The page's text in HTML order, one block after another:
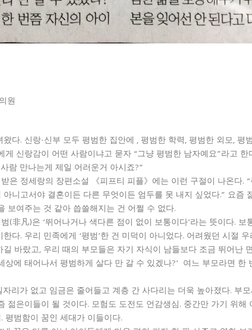
원
다. 신랑·신부 모두 평범한 집안에 , 평범한 학력, 평범한 외모, 평
게 신랑감이 어떤 사람이냐고 묻자 “그냥 평범한 남자예요”라고
람 만나는게 제일 어러운거 아시죠?”
은 정세랑의 장편소설 《피프티 피플》에는 이런 구절이 나온다.
니고서야 결혼이든 다른 무엇이든 엄두를 못 내지 싶었다.” 요즘
보여주는 것 같아 씁쓸해지는 건 어쩔 수 없다.
(非凡)은 ‘뛰어나거나 색다른 점이 없이 보통이다’라는 뜻이다. 보
다. 우리 민족에게 ‘평범’한 건 미덕이 아니었다. 어려웠던 시절
길 바랐고, 우리 때의 부모들은 자기 자식이 남들보다 조금 뛰어난
상에 태어나서 평범하게 살다 만 갈 수 있겠나?’ 여느 부모라면 한
리가 없고 임금은 줄어들고 계층 간 사다리는 더욱 높아졌다. 부
젊은이들이 될 것이다. 모험도 도전도 언감생심. 중간만 가기 위해
평범함이 꿈인 세대가 이들이다.